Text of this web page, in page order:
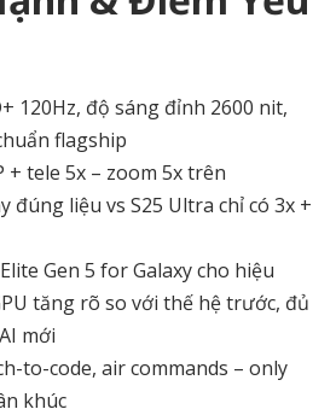
120Hz, độ sáng đỉnh 2600 nit,
flagship
+ tele 5x – zoom 5x trên
đúng liệu vs S25 Ultra chỉ có 3x +
Gen 5 for Galaxy cho hiệu
tăng rõ so với thế hệ trước, đủ
mới
to-code, air commands – only
khúc